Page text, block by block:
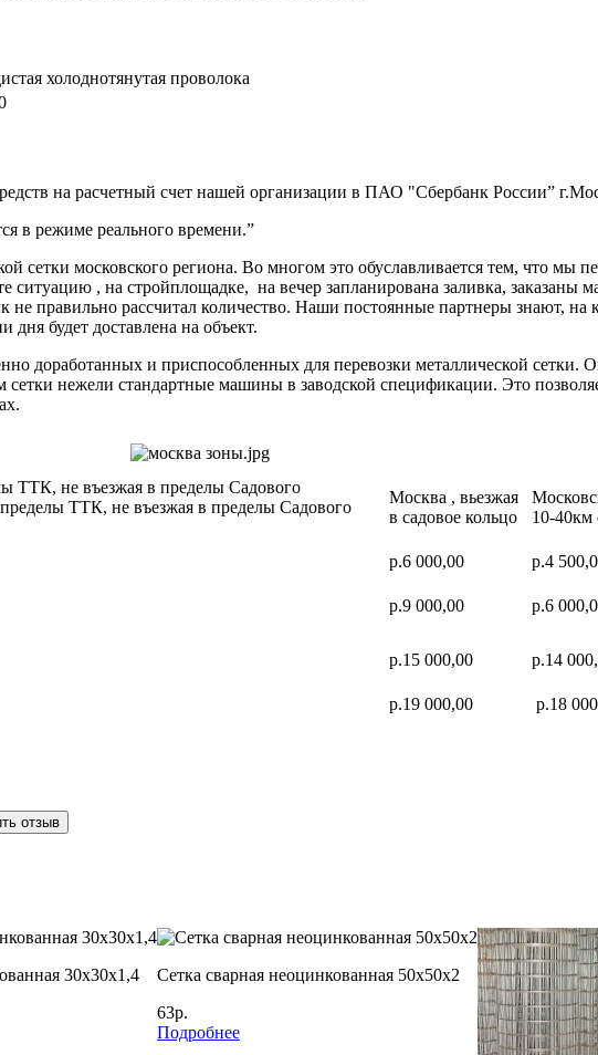
холоднотянутая проволока
на расчетный счет нашей организации в ПАО "Сбербанк России”
в режиме реального времени.”
сетки московского региона. Во многом это обуславливается тем, что мы
ситуацию , на стройплощадке, на вечер запланирована заливка,
не правильно рассчитал количество. Наши постоянные партнеры
дня будет доставлена на объект.
доработанных и приспособленных для перевозки металлической
сетки нежели стандартные машины в заводской спецификации. Это
ТТК, не въезжая в пределы Садового
ТТК, не въезжая в пределы Садового
Москва , вьезжая
в садовое кольцо
10-
р.6 000,00 р.4
р.9 000,00 р.6
р.15 000,00 р.14
р.19 000,00 р.18
отзыв
30х30х1,4
Сетка сварная неоцинкованная 50х50х2
63р.
Подробнее